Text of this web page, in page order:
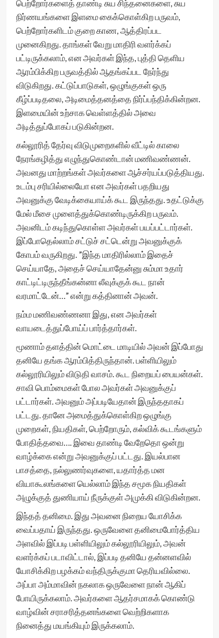
பெற்றோர்களைத் தாண்டி சுய சிந்தனைகளை, சுய
நிர்ணயங்களை இளமை கைக்கொள்கிற பருவம்,
பெற்றோர்களிடம் குறை காண, ஆத்திரப்பட
முனைகிறது. தாங்கள் வேறு மாதிரி வளர்க்கப்
பட்டிருக்கலாம், என அவர்கள் இந்த, புத்தி தெளிய
ஆரம்பிக்கிற பருவத்தில் ஆதங்கப்பட நேர்ந்து
விடுகிறது. கட்டுப்பாடுகள், ஒழுங்குகள் ஒரு
கீழ்ப்படிதலை, அடிமைத்தனத்தை நிர்ப்பந்திக்கின்றன.
இளமையின் உற்சாக வெள்ளத்தில் அவை
அடித்துப்போகப் படுகின்றன.
கல்லூரித் தேர்வு விடுமுறைகளில் வீட்டில் காலை
நேரங்கழித்து எழுந்துகொண்டான் மணிவண்ணன்.
அவனது மாற்றங்கள் அவர்களை ஆச்சர்யப்படுத்தியது.
உடம்பு சரியில்லையோ என அவர்கள் பதறியது
அவனுக்கு வேடிக்கையாய்க் கூட இருந்தது. உதட்டுக்கு
மேல் மீசை முளைத்துக்கொண்டிருக்கிற பருவம்.
அவனிடம் கடிந்துகொள்ள அவர்கள் பயப்பட்டார்கள்.
இப்போதெல்லாம் சட்டுச் சட்டென்று அவனுக்குக்
கோபம் வருகிறது. ”இந்த மாதிரில்லாம் இதைச்
செய்யாதே, அதைச் செய்யாதேன்னு சும்மா உதார்
காட்டிட்டிருந்தீங்கன்னா லீவுக்குக் கூட நான்
வரமாட்டேன்…” என்று கத்தினான் அவன்.
நம்ம மணிவண்ணனா இது, என அவர்கள்
வாயடைத்துப்போய்ப் பார்த்தார்கள்.
மூணாம் தளத்தின் மொட்டை மாடியில் அவன் இப்போது
தனியே தங்க ஆரம்பித்திருந்தான். பள்ளியிலும்
கல்லூரியிலும் விடுதி வாசம். கூட நிறையப் பையன்கள்.
சாவி பொம்மைகள் போல அவர்கள் அவனுக்குப்
பட்டார்கள். அவனும் அப்படியேதான் இருந்ததாகப்
பட்டது. தானே அமைத்துக்கொள்கிற ஒழுங்கு
முறைகள், நியதிகள், பெற்றோரும், கல்விக் கூடங்களும்
போதித்தவை…. இவை தாண்டி வேறேதொ ஒன்று
வாழ்க்கை என்று அவனுக்குப் பட்டது. இயல்பான
பாசத்தை, நல்லுணர்வுகளை, யதார்த்த மன
வியாகூலங்களை யெல்லாம் இந்த சமூக நியதிகள்
அழுக்குத் துணியாய் நீருக்குள் அமுக்கி விடுகின்றன.
இந்தத் தனிமை. இது அவனை நிறைய யோசிக்க
வைப்பதாய் இருந்தது. ஒருவேளை தனிமைபோர்த்திய
அளவில் இப்படி பள்ளியிலும் கல்லூரியிலும், அவன்
வளர்க்கப் படாவிட்டால், இப்படி தனியே தன்னளவில்
யோசிக்கிற பழக்கம் வந்திருக்குமா தெரியவில்லை.
அப்பா அம்மாவின் நகலாக ஒருவேளை நான் ஆகிப்
போயிருக்கலாம். அவர்களை ஆதர்சமாகக் கொண்டு
வாழ்வின் சராசரித்தனங்களை வெற்றிகளாக
நினைத்து மயங்கியும் இருக்கலாம்.